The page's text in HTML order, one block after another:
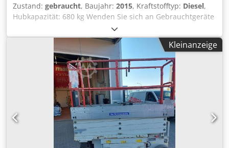
Zustand: gebraucht, Baujahr: 2015, Kraftstofftyp: Diesel,
Hubkapazität: 680 kg Wenden Sie sich an Gebrauchtgeräte
Center, um weitere Informationen zu erhalten. DE01
Chsdpfx Aaozfk Uaj Esa
Kleinanzeige